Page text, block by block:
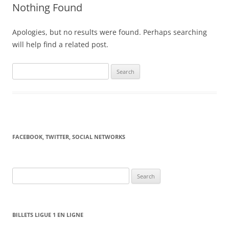
Nothing Found
Apologies, but no results were found. Perhaps searching
will help find a related post.
for:
FACEBOOK, TWITTER, SOCIAL NETWORKS
for:
BILLETS LIGUE 1 EN LIGNE